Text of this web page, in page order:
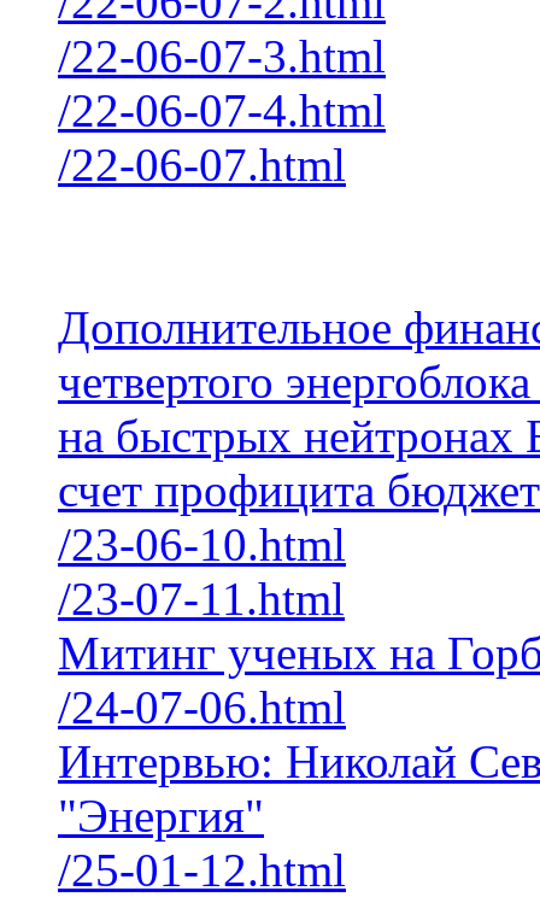
/22-06-07-3.html
/22-06-07-4.html
/22-06-07.html
Дополнительное
четвертого
на быстрых нейтронах
счет профицита
/23-06-10.html
/23-07-11.html
Митинг ученых на
/24-07-06.html
Интервью: Николай
"Энергия"
/25-01-12.html